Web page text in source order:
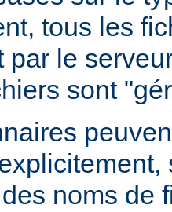
tous les
par le
sont
noms de